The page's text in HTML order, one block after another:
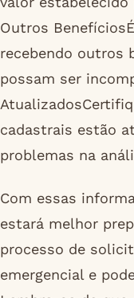
Outros
recebendo outros
possam ser
cadastrais estão
problemas na
Com essas
estará melhor
processo de
emergencial e